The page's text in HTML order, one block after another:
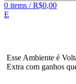
0 items / R$0,00
E
Esse Ambiente é
Extra com ganhos